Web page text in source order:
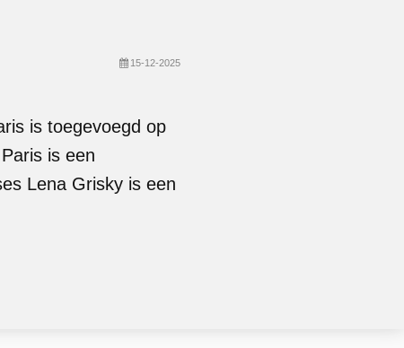
15-12-2025
is toegevoegd op
is een
Lena Grisky is een